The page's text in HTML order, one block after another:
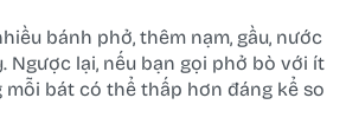
bánh phở, thêm nạm, gầu, nước
Ngược lại, nếu bạn gọi phở bò với ít
bát có thể thấp hơn đáng kể so